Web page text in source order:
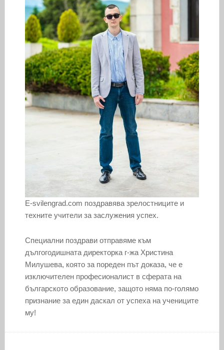
E-svilengrad.com поздравява зрелостниците и
техните учители за заслужения успех.
Специални поздрави отправяме към
дългогодишната директорка г-жа Христина
Милушева, която за пореден път доказа, че е
изключителен професионалист в сферата на
българското образование, защото няма по-голямо
признание за един даскал от успеха на учениците
му!